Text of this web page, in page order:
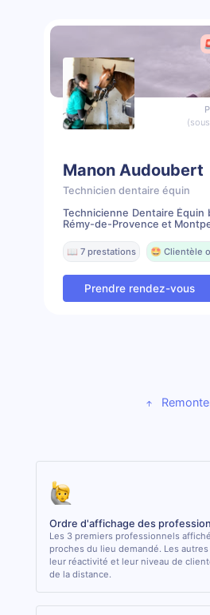
Manon Audoubert
Technicien dentaire équin
Technicienne Dentaire Équin
Rémy-de-Provence et
📖 7 prestations 🤩 Clientèle
Prendre rendez-vous
Ordre d'affichage des
Les 3 premiers professionnels
proches du lieu demandé. Les
leur réactivité et leur niveau de
de la distance.